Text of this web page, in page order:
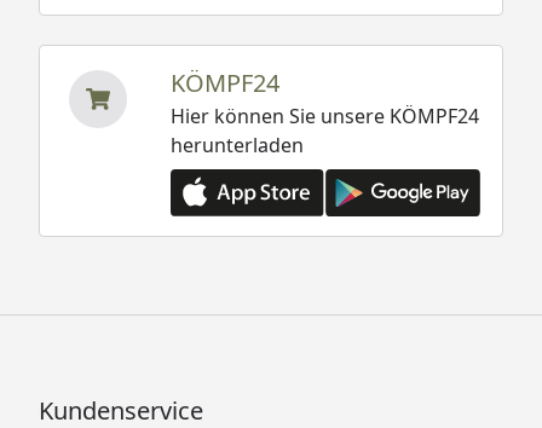
KÖMPF24
Hier können Sie unsere KÖMPF24
herunterladen
Kundenservice